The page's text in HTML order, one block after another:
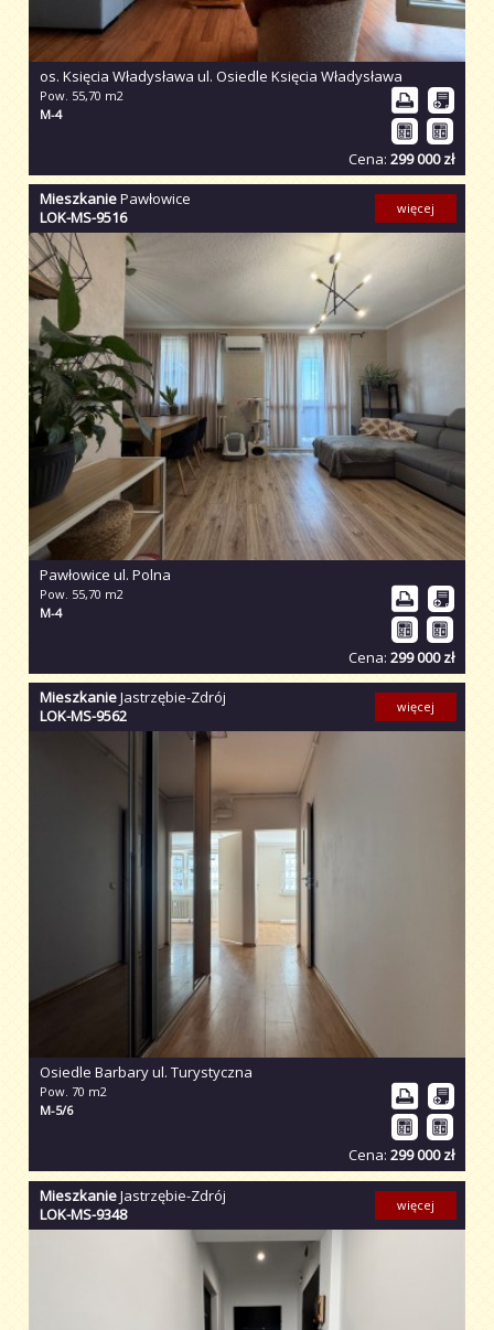
os. Księcia Władysława ul. Osiedle Księcia Władysława
Pow. 55,70 m2
M-4
Cena: 299 000 zł
MieszkaniePawłowice
LOK-MS-9516
Pawłowice ul. Polna
Pow. 55,70 m2
M-4
Cena: 299 000 zł
więcej
MieszkanieJastrzębie-Zdrój
LOK-MS-9562
Osiedle Barbary ul. Turystyczna
Pow. 70 m2
M-5/6
Cena: 299 000 zł
więcej
MieszkanieJastrzębie-Zdrój
LOK-MS-9348
więcej